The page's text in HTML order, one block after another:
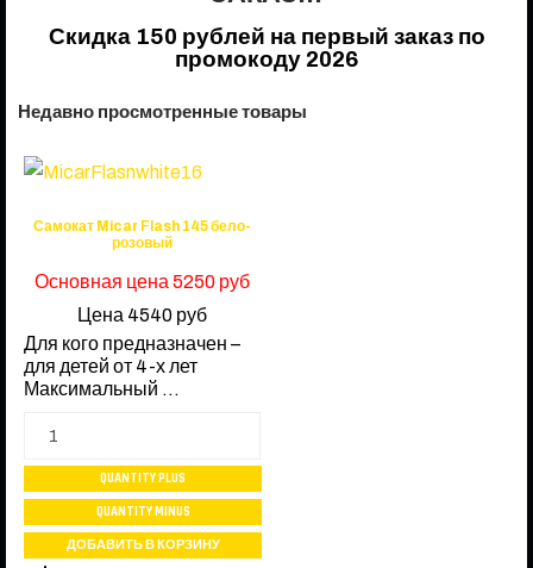
Скидка 150 рублей на первый заказ по
промокоду 2026
Недавно просмотренные товары
Самокат Micar Flash 145 бело-
розовый
Основная цена 5250 руб
Цена 4540 руб
Для кого предназначен –
для детей от 4-х лет
Максимальный ...